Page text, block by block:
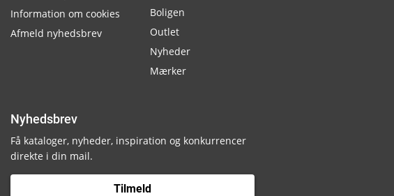
Information om cookies
Afmeld nyhedsbrev
Boligen
Outlet
Nyheder
Mærker
Nyhedsbrev
Få kataloger, nyheder, inspiration og konkurrencer
direkte i din mail.
Tilmeld